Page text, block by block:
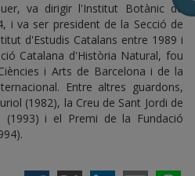
va dirigir l'Institut Botànic de
i va ser president de la Secció de
d'Estudis Catalans entre 1989 i
Catalana d'Història Natural, fou
i Arts de Barcelona i de la
Entre altres guardons,
(1982), la Creu de Sant Jordi de
(1993) i el Premi de la Fundació